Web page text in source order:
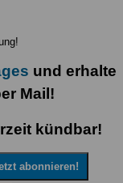
und erhalte
Mail!
kündbar!